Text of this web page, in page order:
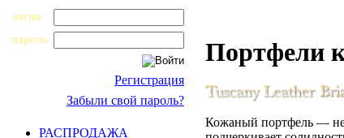
логин
пароль
Регистрация
Забыли свой пароль?
РАСПРОДАЖА
Портфели
Кожаный портфель —